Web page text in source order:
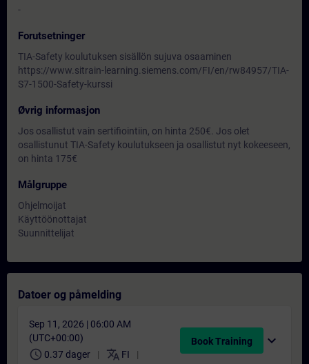
-
Forutsetninger
TIA-Safety koulutuksen sisällön sujuva osaaminen
https://www.sitrain-learning.siemens.com/FI/en/rw84957/TIA-
S7-1500-Safety-kurssi
Øvrig informasjon
Jos osallistut vain sertifiointiin, on hinta 250€. Jos olet
osallistunut TIA-Safety koulutukseen ja osallistut nyt kokeeseen,
on hinta 175€
Målgruppe
Ohjelmoijat
Käyttöönottajat
Suunnittelijat
Datoer og påmelding
Sep 11, 2026 | 06:00 AM
(UTC+00:00)
schedule 0.37 dager translate FI
Book Training expand_more